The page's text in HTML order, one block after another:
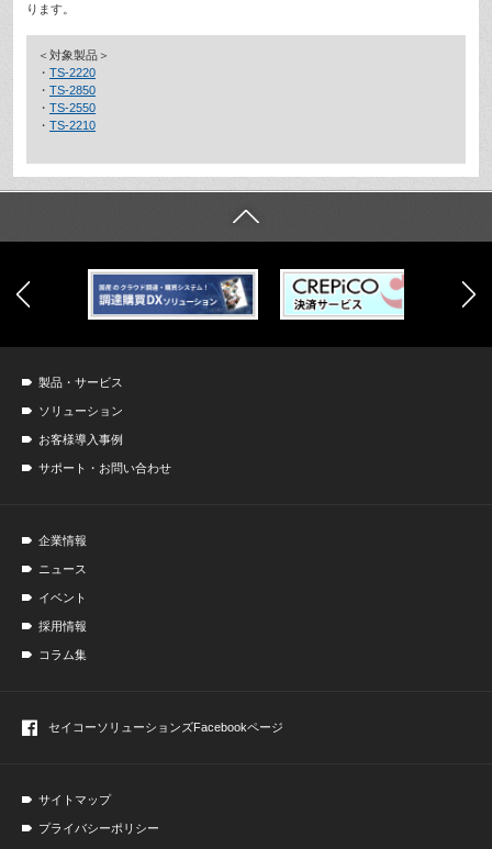
ります。
＜対象製品＞
・ TS-2220
・ TS-2850
・ TS-2550
・ TS-2210
製品・サービス
ソリューション
お客様導入事例
サポート・お問い合わせ
企業情報
ニュース
イベント
採用情報
コラム集
セイコーソリューションズFacebookページ
サイトマップ
プライバシーポリシー